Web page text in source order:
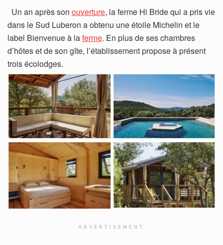
Un an après son ouverture, la ferme Hi Bride qui a pris vie
dans le Sud Luberon a obtenu une étoile Michelin et le
label Bienvenue à laferme. En plus de ses chambres
d’hôtes et de son gîte, l’établissement propose à présent
trois écolodges.
ADVERTISEMENT